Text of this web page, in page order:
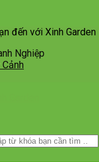
đến với Xinh Garden
Nghiệp